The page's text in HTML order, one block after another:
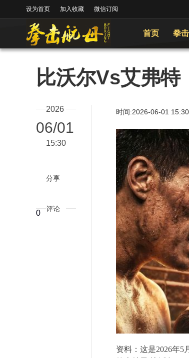
设为首页 加入收藏 微信订阅
首页 拳
比沃尔Vs艾弗特
2026
06/01
15:30
分享
评论
0
时间:2026-06-01
资料：这是2026年5